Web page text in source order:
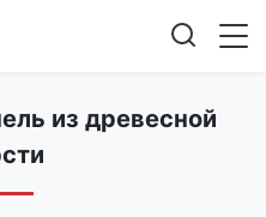
из древесной